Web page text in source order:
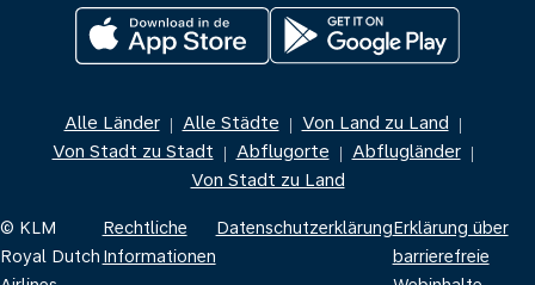
Alle Länder | Alle Städte | Von Land zu Land |
Von Stadt zu Stadt | Abflugorte | Abflugländer |
Von Stadt zu Land
© KLM
Royal Dutch
Rechtliche
Informationen
DatenschutzerklärungErklärung über
barrierefreie